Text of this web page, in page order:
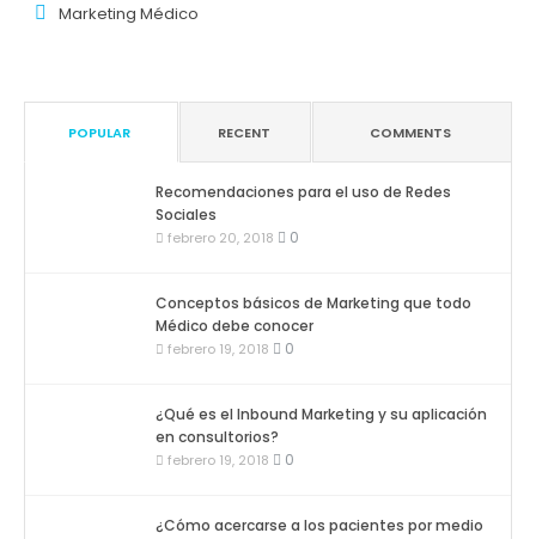
Marketing Médico
POPULAR RECENT COMMENTS
Recomendaciones para el uso de Redes
Sociales
febrero 20, 2018 0
Conceptos básicos de Marketing que todo
Médico debe conocer
febrero 19, 2018 0
¿Qué es el Inbound Marketing y su aplicación
en consultorios?
febrero 19, 2018 0
¿Cómo acercarse a los pacientes por medio